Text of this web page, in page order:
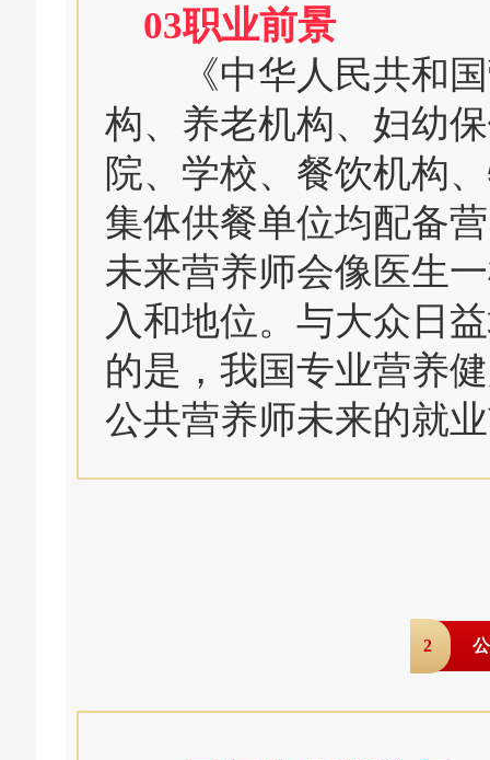
03职业前景
《中华人民共和国
构、养老机构、妇幼
院、学校、餐饮机构
集体供餐单位均配备
未来营养师会像医生
入和地位。与大众日
的是，我国专业营养
公共营养师未来的就
2